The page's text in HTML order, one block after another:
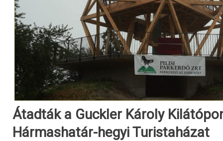
Átadták a Guckler Károly
Hármashatár-hegyi Turistaházat